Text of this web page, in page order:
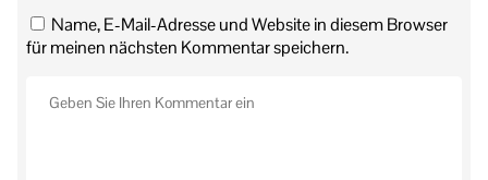
Name, E-Mail-Adresse und Website in diesem Browser
für meinen nächsten Kommentar speichern.